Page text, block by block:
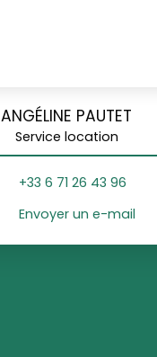
ANGÉLINE PAUTET
Service location
+33 6 71 26 43 96
Envoyer un e-mail